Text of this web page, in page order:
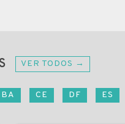
VER TODOS →
BA CE DF ES